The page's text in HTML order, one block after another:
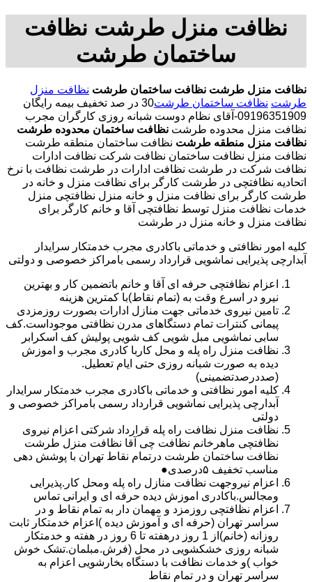
نظافت منزل طرشت نظافت
ساختمان طرشت
نظافت منزل طرشت نظافت ساختمان طرشت نظافت منزل
طرشت نظافت ساختمان طرشت
30 در صد تخفیف بیمه رایگان
09196351909-آقای نظام دوست شبانه روزی کارگران مجرب
نظافت منزل محدوده طرشت نظافت ساختمان محدوده طرشت
نظافت منزل منطقه طرشت نظافت ساختمان منطقه طرشت
نظافت منزل نظافت ساختمان نظافت شرکت نظافت ادارات
نظافت شرکت در طرشت نظافت ادارات در طرشت نظافت با نرخ
اتحادیه نظافتچی در طرشت کارگر برای نظافت منزل و خانه در
طرشت کارگر برای نظافت منزل و خانه منزل نظافتچی منزل
خدمات نظافت منزل توسط نظافتچی آقا و خانم کارگر برای
نظافت منزل و خانه منزل در طرشت
کلیه امور نظافتی و خدماتی باکادری مجرب خدمتکار سرایدار
آبدارچی پذیرایی نماشویی قرارداد رسمی بامراکز خصوصی و دولتی
اعزام نظافتچی حرفه ای آقا و خانم باتضمین کار و بهترین
نیرو در اسرع وقت به (تمام نقاط)با کمترین هزینه
تامین نیروی خدماتی جهت منازل ادارات بصورت روزمزدی
پیمانی کنترات تمام دستگاهای مدرن نظافتی موجوداست.کف
سابی نماشویی مبل شویی کف شویی پولیش کف اسکرابر
نظافت منزل راه پله و محل کاربا کادری مجرب و اموزش
دیده به صورت شبانه روزی حتی ایام تعطیل.
(صددرصدتضمینی)
کلیه امور نظافتی و خدماتی باکادری مجرب خدمتکار سرایدار
آبدارچی پذیرایی نماشویی قرارداد رسمی بامراکز خصوصی و
دولتی
نظافت منزل نظافت راه پله قرارداد شرکتی اعزام نیروی
نظافتچی ماهرخانم نظافت چی آقا نظافت منزل طرشت
نظافت ساختمان طرشت درتمام نقاط تهران با پوشش دهی
مناسب تخفیف ۵درصدی●
اعزام نیروجهت نظافت منازل راه پله ومحل کار.پذیرایی
ومجالس.باکادری اموزش دیده حرفه ای و ایرانی تماس
اعزام نظافتچی روزمزد و مهمان دار به تمام نقاط و در
سراسر تهران (حرفه ای و آموزش دیده )اعزام خدمتکار ثابت
روزانه (خانم)از 1 روز درهفته تا 6 روز در هفته و خدمتکار
شبانه روزی خشکشویی در محل (فرش.مبلمان.تشک خوش
خواب )و خدمات نظافت با دستگاه بخارشویی اعزام به
سراسر تهران و در تمام نقاط